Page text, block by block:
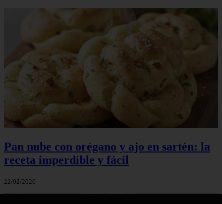
Pan nube con orégano y ajo en sartén: la
receta imperdible y fácil
22/02/2026